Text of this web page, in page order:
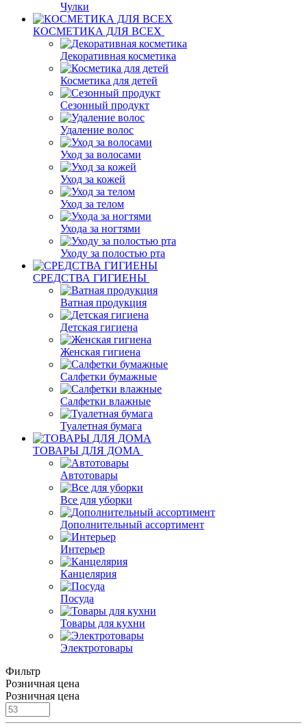
Чулки
КОСМЕТИКА ДЛЯ ВСЕХ
Декоративная косметика
Косметика для детей
Сезонный продукт
Удаление волос
Уход за волосами
Уход за кожей
Уход за телом
Ухода за ногтями
Уходу за полостью рта
СРЕДСТВА ГИГИЕНЫ
Ватная продукция
Детская гигиена
Женская гигиена
Салфетки бумажные
Салфетки влажные
Туалетная бумага
ТОВАРЫ ДЛЯ ДОМА
Автотовары
Все для уборки
Дополнительный ассортимент
Интерьер
Канцелярия
Посуда
Товары для кухни
Электротовары
Фильтр
Розничная цена
Розничная цена